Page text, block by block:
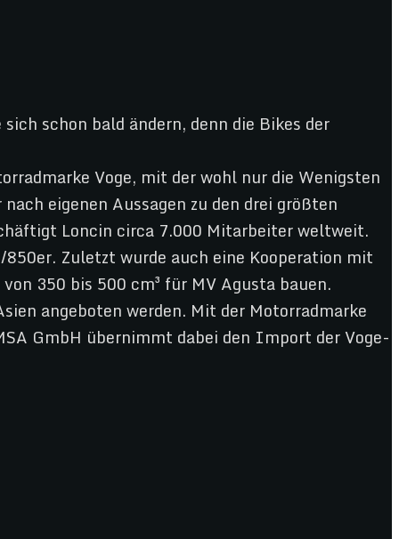
schon bald ändern, denn die Bikes der
Voge, mit der wohl nur die Wenigsten
eigenen Aussagen zu den drei größten
Loncin circa 7.000 Mitarbeiter weltweit.
Zuletzt wurde auch eine Kooperation mit
350 bis 500 cm³ für MV Agusta bauen.
angeboten werden. Mit der Motorradmarke
GmbH übernimmt dabei den Import der Voge-